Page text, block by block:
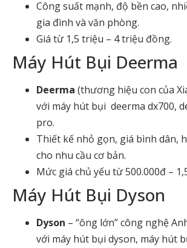
Công suất mạnh, độ bền cao,
gia đình và văn phòng.
Giá từ 1,5 triệu – 4 triệu đồng.
Máy Hút Bụi Deerma
Deerma (thương hiệu con của
với máy hút bụi deerma dx700,
pro.
Thiết kế nhỏ gọn, giá bình dân,
cho nhu cầu cơ bản.
Mức giá chủ yếu từ 500.000đ –
Máy Hút Bụi Dyson
Dyson – “ông lớn” công nghệ
với máy hút bụi dyson, máy hút